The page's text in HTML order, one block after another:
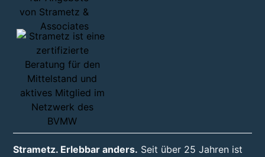
Strametz. Erlebbar anders. Seit über 25 Jahren ist